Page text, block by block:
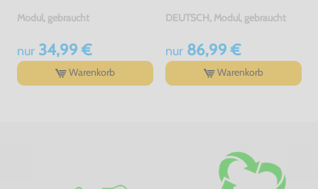
Modul, gebraucht
nur34,99 €
Warenkorb
DEUTSCH, Modul, gebraucht
nur86,99 €
Warenkorb